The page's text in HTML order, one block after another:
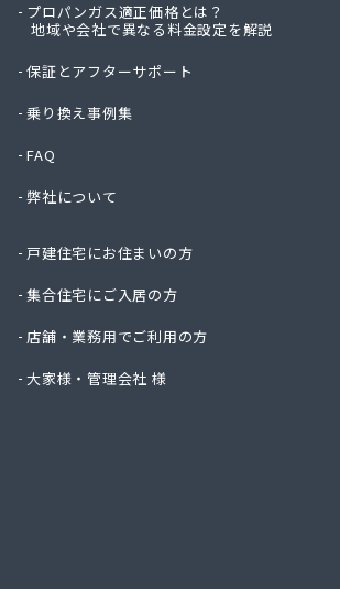
プロパンガス適正価格とは？
地域や会社で異なる料金設定を解説
保証とアフターサポート
乗り換え事例集
FAQ
弊社について
戸建住宅にお住まいの方
集合住宅にご入居の方
店舗・業務用でご利用の方
大家様・管理会社 様